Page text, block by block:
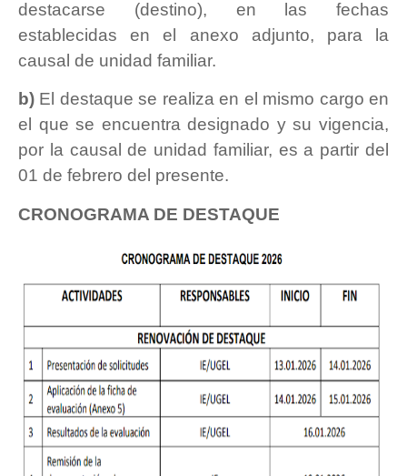
destacarse (destino), en las fechas
establecidas en el anexo adjunto, para la
causal de unidad familiar.
b) El destaque se realiza en el mismo cargo en
el que se encuentra designado y su vigencia,
por la causal de unidad familiar, es a partir del
01 de febrero del presente.
CRONOGRAMA DE DESTAQUE